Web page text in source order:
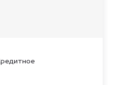
автомобиля